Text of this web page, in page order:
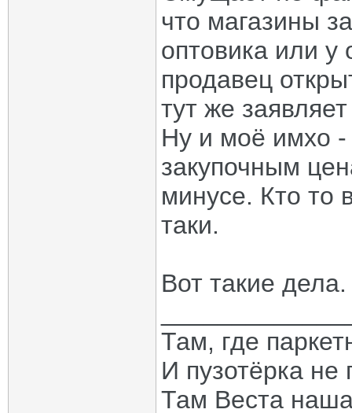
что магазины
оптовика или у
продавец
тут же
Ну и моё имхо -
закупочным
минусе. Кто то
таки.
Вот такие дела.
Там, где
И пузотёрка не
Там Веста